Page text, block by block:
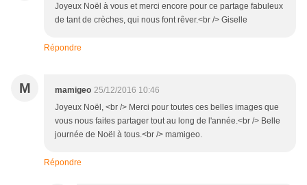
Joyeux Noël à vous et merci encore pour ce partage fabuleux
de tant de crèches, qui nous font rêver.<br /> Giselle
Répondre
M mamigeo 25/12/2016 10:46
Joyeux Noël, <br /> Merci pour toutes ces belles images que
vous nous faites partager tout au long de l'année.<br /> Belle
journée de Noël à tous.<br /> mamigeo.
Répondre